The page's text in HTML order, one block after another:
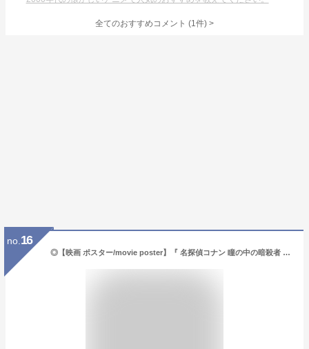
全てのおすすめコメント (1件) >
no. 16
◎【映画 ポスター/movie poster】『 名探偵コナン 瞳の中の暗殺者 2000年公開映画 / B2サイズ ポスター 』ポスター インテリア ディスプレイ 少年サンデー コナン ミステリー アニメ 映画 Movie 雑貨 アメ雑 アメリカ雑貨